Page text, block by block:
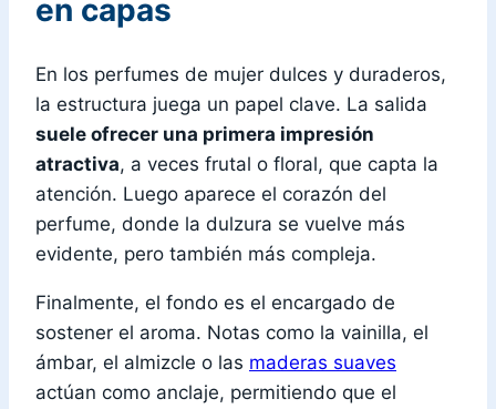
en capas
En los perfumes de mujer dulces y duraderos,
la estructura juega un papel clave. La salida
suele ofrecer una primera impresión
atractiva, a veces frutal o floral, que capta la
atención. Luego aparece el corazón del
perfume, donde la dulzura se vuelve más
evidente, pero también más compleja.
Finalmente, el fondo es el encargado de
sostener el aroma. Notas como la vainilla, el
ámbar, el almizcle o las maderas suaves
actúan como anclaje, permitiendo que el